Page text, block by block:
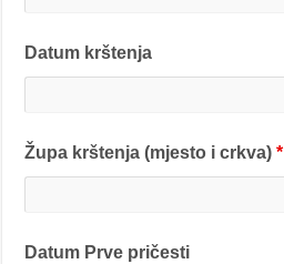
Datum krštenja
Župa krštenja (mjesto i crkva)*
Datum Prve pričesti